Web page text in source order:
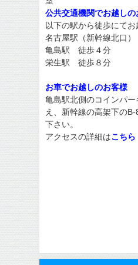
公共交通機関でお越しの
以下の駅から徒歩にて
名古屋駅（新幹線北口
亀島駅 徒歩４分
栄生駅 徒歩８分
お車でお越しのお客様
亀島駅北側のコインパー
え、新幹線の高架下の
下さい。
アクセスの詳細はこちら